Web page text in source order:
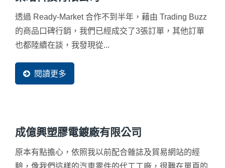
透過 Ready-Market 合作不到半年，藉由 Trading Buzz
的商品口碑行銷，我們已經成交了3張訂單，其他訂單
也都陸續在談，我發現從...
閱讀更多
成億興塑膠電鍍廠有限公司
原本有點擔心，依照我以前配合雜誌及貿易網站的經
驗，像我們這樣的汽車零件的代工工廠，很難在單頁的